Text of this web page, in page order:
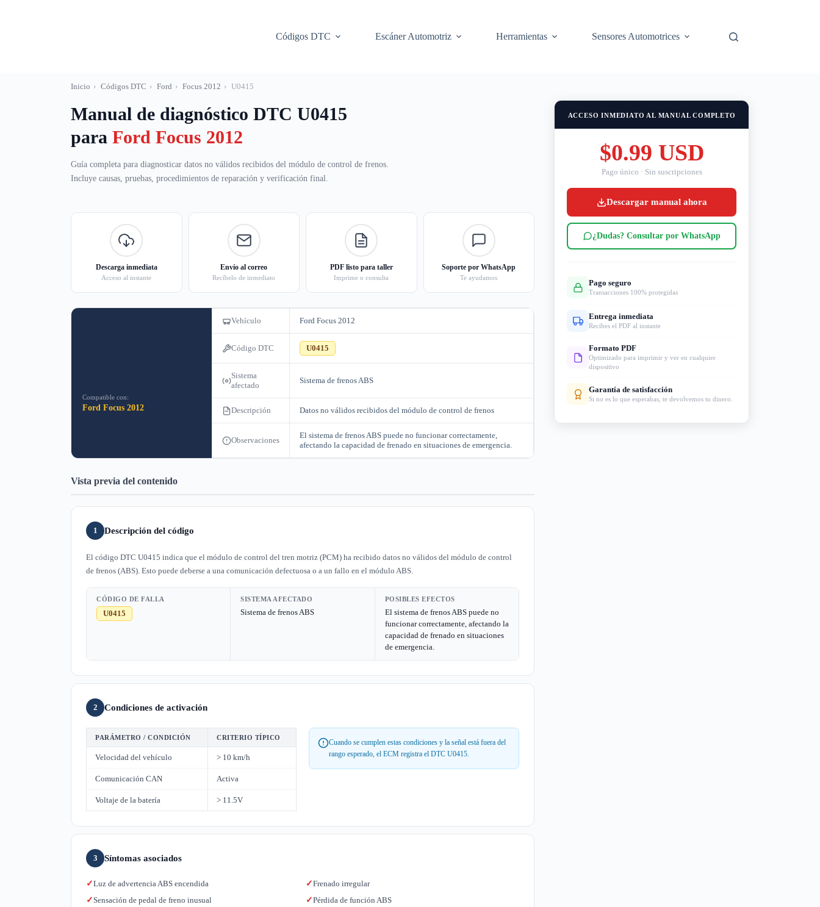
Códigos DTC
Escáner Automotriz Herramientas Sensores Automotrices
Inicio › Códigos DTC › Ford › Focus 2012 › U0415
Manual de diagnóstico DTC U0415
para Ford Focus 2012
Guía completa para diagnosticar datos no válidos recibidos del módulo de control de frenos.
Incluye causas, pruebas, procedimientos de reparación y verificación final.
Descarga inmediata
Acceso al instante
Envío al correo
Recíbelo de inmediato
PDF listo para taller
Imprime o consulta
Soporte por WhatsApp
Te ayudamos
Compatible con:
Ford Focus 2012
Vehículo Ford Focus 2012
Código DTC U0415
Sistema
afectado
Sistema de frenos ABS
Descripción Datos no válidos recibidos del módulo de control de frenos
Observaciones
El sistema de frenos ABS puede no funcionar correctamente,
afectando la capacidad de frenado en situaciones de emergencia.
Vista previa del contenido
1 Descripción del código
El código DTC U0415 indica que el módulo de control del tren motriz (PCM) ha recibido datos no válidos del módulo de control
de frenos (ABS). Esto puede deberse a una comunicación defectuosa o a un fallo en el módulo ABS.
CÓDIGO DE FALLA
U0415
SISTEMA AFECTADO
Sistema de frenos ABS
POSIBLES EFECTOS
El sistema de frenos ABS puede no
funcionar correctamente, afectando la
capacidad de frenado en situaciones
de emergencia.
2 Condiciones de activación
PARÁMETRO / CONDICIÓN CRITERIO TÍPICO
Velocidad del vehículo > 10 km/h
Comunicación CAN Activa
Voltaje de la batería > 11.5V
Cuando se cumplen estas condiciones y la señal está fuera del
rango esperado, el ECM registra el DTC U0415.
3 Síntomas asociados
✓Luz de advertencia ABS encendida ✓Frenado irregular
✓Sensación de pedal de freno inusual ✓Pérdida de función ABS
ACCESO INMEDIATO AL MANUAL COMPLETO
$0.99 USD
Pago único · Sin suscripciones
Descargar manual ahora
¿Dudas? Consultar por WhatsApp
Pago seguro
Transacciones 100% protegidas
Entrega inmediata
Recibes el PDF al instante
Formato PDF
Optimizado para imprimir y ver en cualquier
dispositivo
Garantía de satisfacción
Si no es lo que esperabas, te devolvemos tu dinero.